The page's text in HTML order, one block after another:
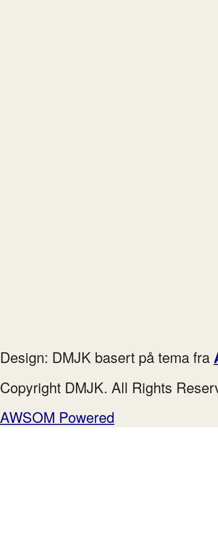
Design: DMJK basert på tema fra
Copyright DMJK. All Rights
AWSOM Powered